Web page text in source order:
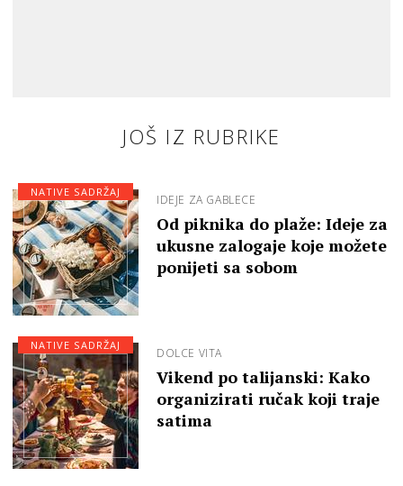
JOŠ IZ RUBRIKE
IDEJE ZA GABLECE
Od piknika do plaže: Ideje za
ukusne zalogaje koje možete
ponijeti sa sobom
NATIVE SADRŽAJ
DOLCE VITA
Vikend po talijanski: Kako
organizirati ručak koji traje
satima
NATIVE SADRŽAJ